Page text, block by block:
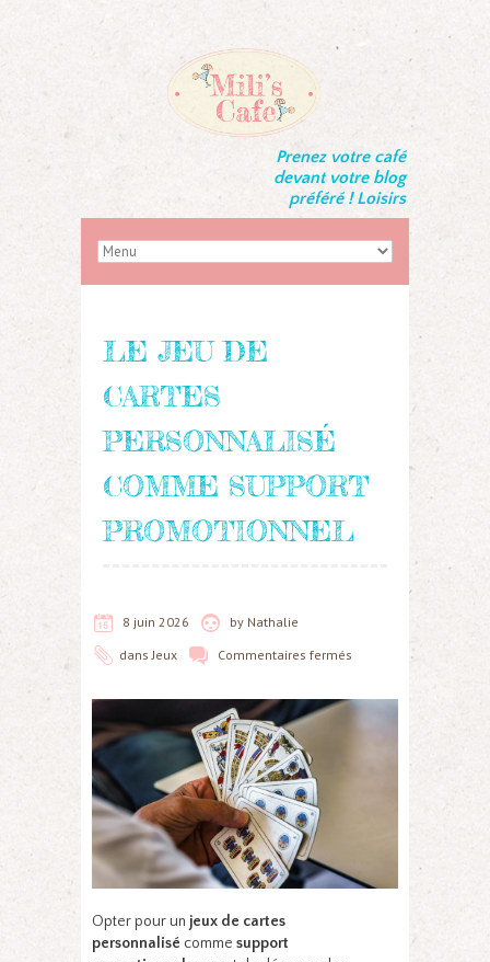
Prenez votre café
devant votre blog
préféré ! Loisirs
LE JEU DE
CARTES
PERSONNALISÉ
COMME SUPPORT
PROMOTIONNEL
8 juin 2026 by Nathalie
dans Jeux Commentaires fermés
Opter pour un jeux de cartes
personnalisé comme support